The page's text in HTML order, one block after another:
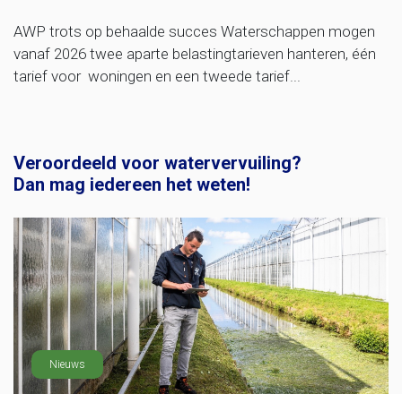
AWP trots op behaalde succes Waterschappen mogen
vanaf 2026 twee aparte belastingtarieven hanteren, één
tarief voor woningen en een tweede tarief...
Veroordeeld voor watervervuiling?
Dan mag iedereen het weten!
Nieuws